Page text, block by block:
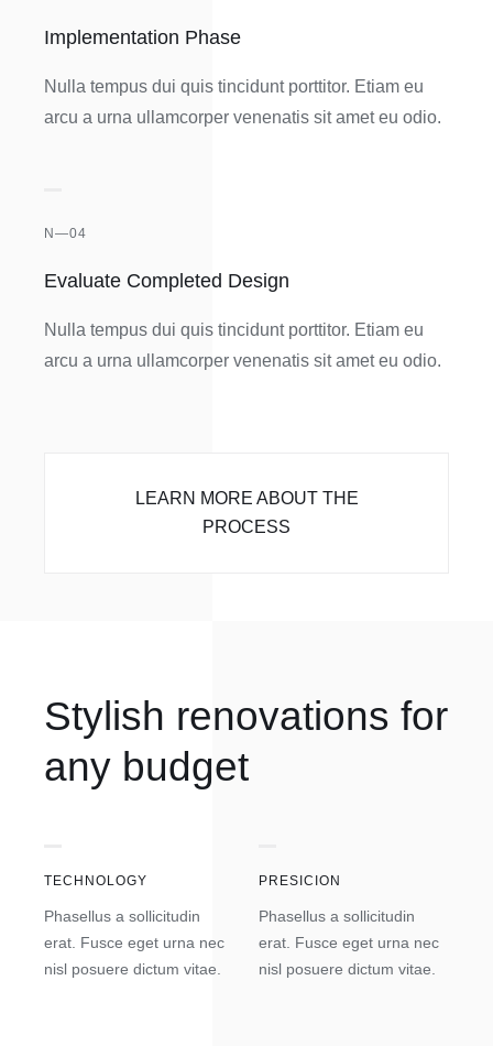
Implementation Phase
Nulla tempus dui quis tincidunt porttitor. Etiam eu
arcu a urna ullamcorper venenatis sit amet eu odio.
N—04
Evaluate Completed Design
Nulla tempus dui quis tincidunt porttitor. Etiam eu
arcu a urna ullamcorper venenatis sit amet eu odio.
LEARN MORE ABOUT THE
PROCESS
Stylish renovations for
any budget
TECHNOLOGY
Phasellus a sollicitudin
erat. Fusce eget urna nec
nisl posuere dictum vitae.
PRESICION
Phasellus a sollicitudin
erat. Fusce eget urna nec
nisl posuere dictum vitae.